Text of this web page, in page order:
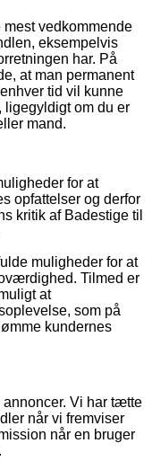
mest vedkommende
eksempelvis
har. På
at man permanent
tid vil kunne
ligegyldigt om du er
mand.
for at
opfattelser og derfor
kritik af Badestige til
muligheder for at
Tilmed er
at
som på
kundernes
Vi har tætte
når vi fremviser
når en bruger